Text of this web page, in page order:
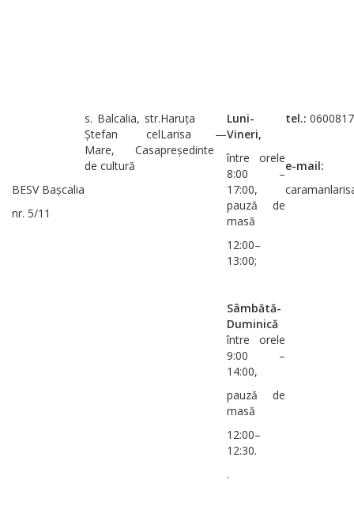
BESV Bașcalia
nr. 5/11
s. Balcalia, str.
Ștefan cel
Mare, Casa
de cultură
Haruța
Larisa —
președinte
Luni-
Vineri,
între orele
8:00 –
17:00,
pauză de
masă
12:00–
13:00;
Sâmbătă-
Duminică
între orele
9:00 –
14:00,
pauză de
masă
12:00–
12:30.
.
tel.:
e-mail: